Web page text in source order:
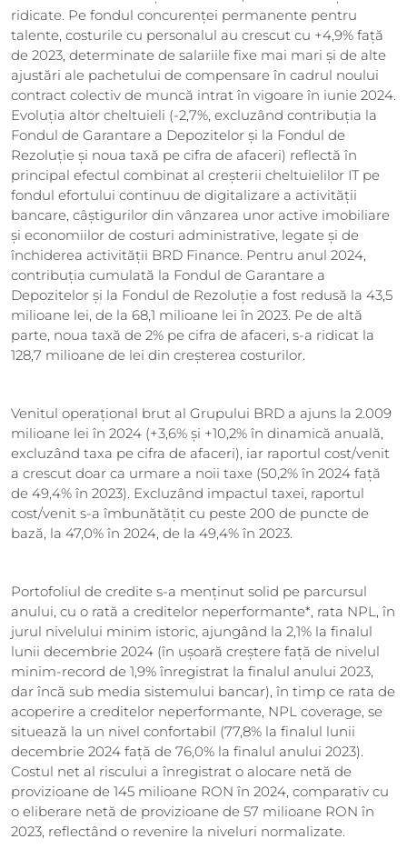
ridicate. Pe fondul concurenței permanente pentru
talente, costurile cu personalul au crescut cu +4,9% față
de 2023, determinate de salariile fixe mai mari și de alte
ajustări ale pachetului de compensare în cadrul noului
contract colectiv de muncă intrat în vigoare în iunie 2024.
Evoluția altor cheltuieli (-2,7%, excluzând contribuția la
Fondul de Garantare a Depozitelor și la Fondul de
Rezoluție și noua taxă pe cifra de afaceri) reflectă în
principal efectul combinat al creșterii cheltuielilor IT pe
fondul efortului continuu de digitalizare a activității
bancare, câștigurilor din vânzarea unor active imobiliare
și economiilor de costuri administrative, legate și de
închiderea activității BRD Finance. Pentru anul 2024,
contribuția cumulată la Fondul de Garantare a
Depozitelor și la Fondul de Rezoluție a fost redusă la 43,5
milioane lei, de la 68,1 milioane lei în 2023. Pe de altă
parte, noua taxă de 2% pe cifra de afaceri, s-a ridicat la
128,7 milioane de lei din creșterea costurilor.
Venitul operațional brut al Grupului BRD a ajuns la 2.009
milioane lei în 2024 (+3,6% și +10,2% în dinamică anuală,
excluzând taxa pe cifra de afaceri), iar raportul cost/venit
a crescut doar ca urmare a noii taxe (50,2% în 2024 față
de 49,4% în 2023). Excluzând impactul taxei, raportul
cost/venit s-a îmbunătățit cu peste 200 de puncte de
bază, la 47,0% în 2024, de la 49,4% în 2023.
Portofoliul de credite s-a menținut solid pe parcursul
anului, cu o rată a creditelor neperformante*, rata NPL, în
jurul nivelului minim istoric, ajungând la 2,1% la finalul
lunii decembrie 2024 (în ușoară creștere față de nivelul
minim-record de 1,9% înregistrat la finalul anului 2023,
dar încă sub media sistemului bancar), în timp ce rata de
acoperire a creditelor neperformante, NPL coverage, se
situează la un nivel confortabil (77,8% la finalul lunii
decembrie 2024 față de 76,0% la finalul anului 2023).
Costul net al riscului a înregistrat o alocare netă de
provizioane de 145 milioane RON în 2024, comparativ cu
o eliberare netă de provizioane de 57 milioane RON în
2023, reflectând o revenire la niveluri normalizate.